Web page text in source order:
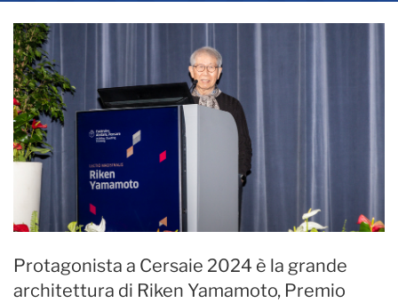
Protagonista a Cersaie 2024 è la grande
architettura di Riken Yamamoto, Premio